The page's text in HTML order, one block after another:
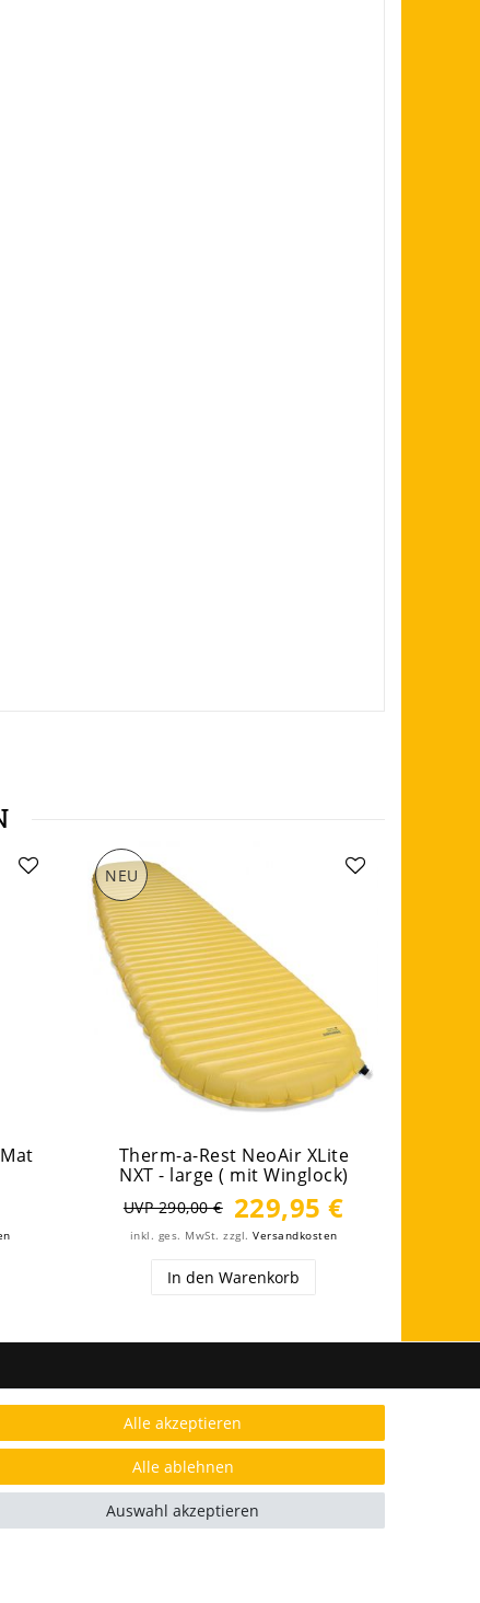
NEU
Therm-a-Rest NeoAir XLite
NXT - large ( mit Winglock)
UVP 290,00 € 229,95 €
inkl. ges. MwSt. zzgl.Versandkosten
In den Warenkorb
AUSGEZEICHNET.ORG
Alle akzeptieren
Alle ablehnen
Auswahl akzeptieren